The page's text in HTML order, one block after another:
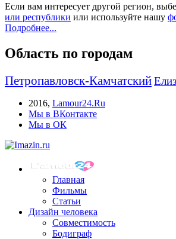
Если вам интересует другой регион,
или республики или используйте нашу
Подробнее...
Область по городам
Петропавловск-Камчатский
2016, Lamour24.Ru
Мы в ВКонтакте
Мы в ОК
Главная
Фильмы
Статьи
Дизайн человека
Совместимость
Бодиграф